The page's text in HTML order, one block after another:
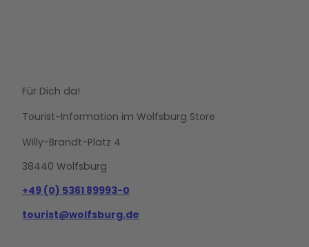
Für Dich da!
Tourist-Information im Wolfsburg Store
Willy-Brandt-Platz 4
38440 Wolfsburg
+49 (0) 5361 89993-0
tourist@wolfsburg.de